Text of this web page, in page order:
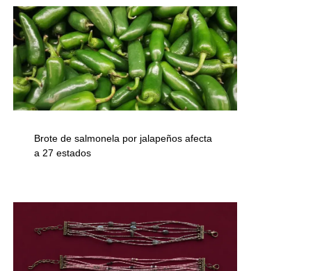
Brote de salmonela por jalapeños afecta
a 27 estados